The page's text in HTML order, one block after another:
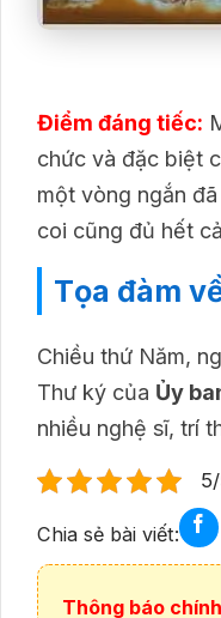
Điểm đáng tiếc:
chức và đặc biệt
một vòng ngắn
coi cũng đủ hết
Tọa đàm
Chiều thứ Năm,
Thư ký của Ủy
nhiều nghệ sĩ, trí
Chia sẻ bài viết:
Thông báo